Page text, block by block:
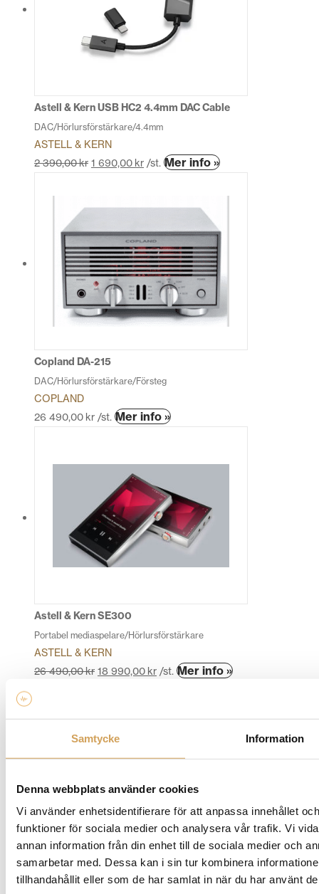
Samtycke Information
Denna webbplats använder cookies
Vi använder enhetsidentifierare för att anpassa innehållet
funktioner för sociala medier och analysera vår trafik. Vi
annan information från din enhet till de sociala medier och
samarbetar med. Dessa kan i sin tur kombinera
tillhandahållit eller som de har samlat in när du har använt
Astell & Kern USB HC2 4.4mm DAC Cable
DAC/Hörlursförstärkare/4.4mm
ASTELL & KERN
2 390,00kr 1 690,00 kr /st. Mer info »Den
produkten
väljas
Copland DA-215
DAC/Hörlursförstärkare/Försteg
COPLAND
26 490,00 kr /st. Mer info »Den
har
varianter.
De
olika
alternativen
Astell & Kern SE300
Portabel mediaspelare/Hörlursförstärkare
ASTELL & KERN
26 490,00kr 18 990,00 kr /st. Mer info »Den
har
flera
kan
väljas
på
produktsidan
Astell & Kern USB HC3 3.5mm DAC Cable